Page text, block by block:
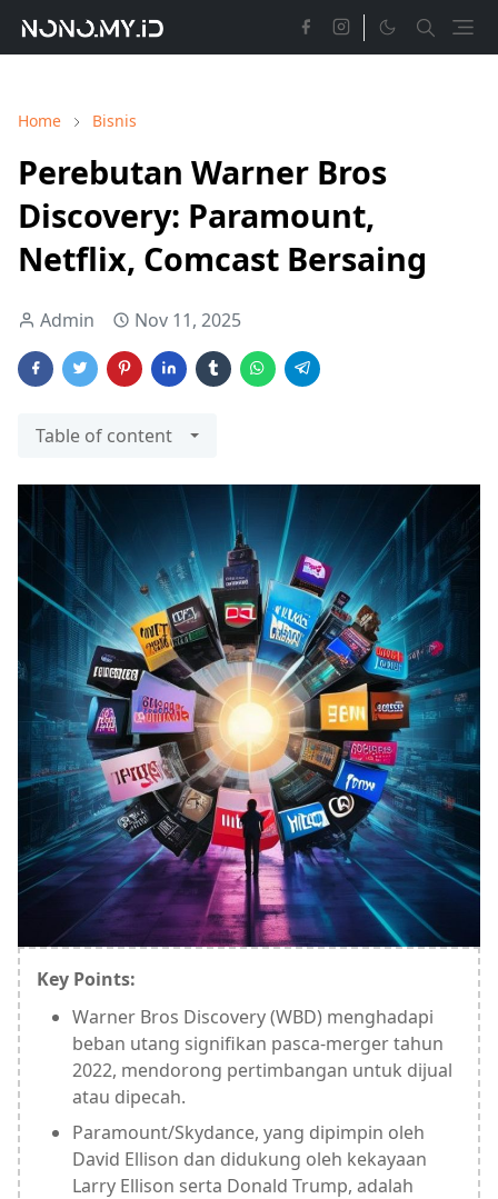
Home Bisnis
Perebutan Warner Bros
Discovery: Paramount,
Netflix, Comcast Bersaing
Admin Nov 11, 2025
Table of content
Key Points:
Warner Bros Discovery (WBD) menghadapi
beban utang signifikan pasca-merger tahun
2022, mendorong pertimbangan untuk dijual
atau dipecah.
Paramount/Skydance, yang dipimpin oleh
David Ellison dan didukung oleh kekayaan
Larry Ellison serta Donald Trump, adalah